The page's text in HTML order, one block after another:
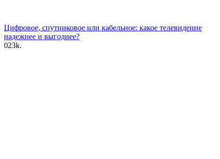
Цифровое, спутниковое или кабельное: какое телевидение
надежнее и выгоднее?
023k.